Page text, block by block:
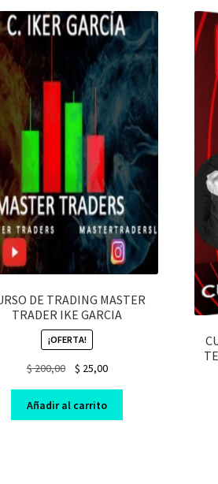
DE TRADING MASTER
TRADER IKE GARCIA
¡OFERTA!
$200,00
Original
was:
$ 200,00.
$ 25,00Current
is:
$ 25,00.
Añadir al carrito